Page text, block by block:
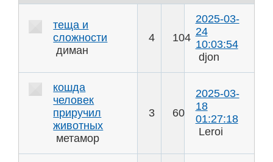
теща и
сложности
диман
4 104
2025-03-
24
10:03:54
djon
кошда
человек
приручил
животных
метамор
3 60
2025-03-
18
01:27:18
Leroi